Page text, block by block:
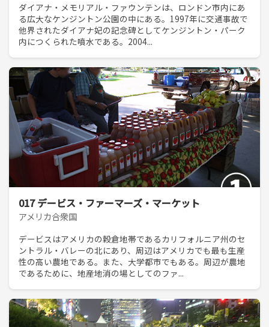
ダイアナ・メモリアル・ファウンテンは、ロンドン市内にあ
る広大なケンジントン公園の中にある。1997年に交通事故で
他界されたダイアナ妃の記念碑としてケンジントン・パーク
内につくられた噴水である。2004...
017 デービス・ファーマーズ・マーケット
アメリカ合衆国
デービスはアメリカの穀倉地帯であるカリフォルニア州のセ
ントラル・バレーの北にあり、周辺はアメリカでも最も生産
性の高い農地である。また、大学都市でもある。周辺が農地
であるために、地産地消の場としてのファ...